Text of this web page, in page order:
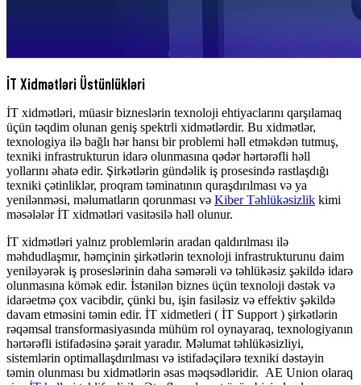
İT Xidmətləri Üstünlükləri
İT xidmətləri, müasir bizneslərin texnoloji ehtiyaclarını qarşılamaq
üçün təqdim olunan geniş spektrli xidmətlərdir. Bu xidmətlər,
texnologiya ilə bağlı hər hansı bir problemi həll etməkdən tutmuş,
texniki infrastrukturun idarə olunmasına qədər hərtərəfli həll
yollarını əhatə edir. Şirkətlərin gündəlik iş prosesində rastlaşdığı
texniki çətinliklər, proqram təminatının quraşdırılması və ya
yenilənməsi, məlumatların qorunması və Kiber Təhlükəsizlik kimi
məsələlər İT xidmətləri vasitəsilə həll olunur.
İT xidmətləri yalnız problemlərin aradan qaldırılması ilə
məhdudlaşmır, həmçinin şirkətlərin texnoloji infrastrukturunu daim
yeniləyərək iş proseslərinin daha səmərəli və təhlükəsiz şəkildə idarə
olunmasına kömək edir. İstənilən biznes üçün texnoloji dəstək və
idarəetmə çox vacibdir, çünki bu, işin fasiləsiz və effektiv şəkildə
davam etməsini təmin edir. İT xidmetleri ( İT Support ) şirkətlərin
rəqəmsal transformasiyasında mühüm rol oynayaraq, texnologiyanın
hərtərəfli istifadəsinə şərait yaradır. Məlumat təhlükəsizliyi,
sistemlərin optimallaşdırılması və istifadəçilərə texniki dəstəyin
təmin olunması bu xidmətlərin əsas məqsədləridir. AE Union olaraq